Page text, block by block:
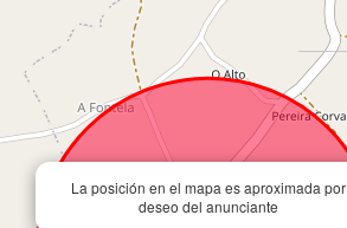
La posición en el mapa es aproximada por
deseo del anunciante